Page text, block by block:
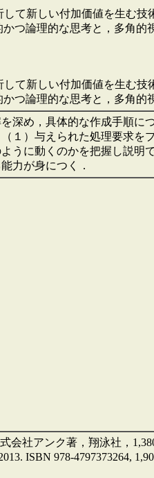
て新しい付加価値を生む技
つ論理的な思考と，多角
て新しい付加価値を生む技
つ論理的な思考と，多角
深め，具体的な作成手順
１）与えられた処理要求
うに動くのかを把握し説
力が身につく．
会社アンク著，翔泳社，
ISBN 978-4797373264,